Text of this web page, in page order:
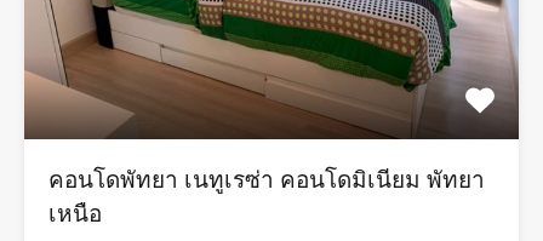
คอนโดพัทยา เนทูเรซ่า คอนโดมิเนียม พัทยา
เหนือ